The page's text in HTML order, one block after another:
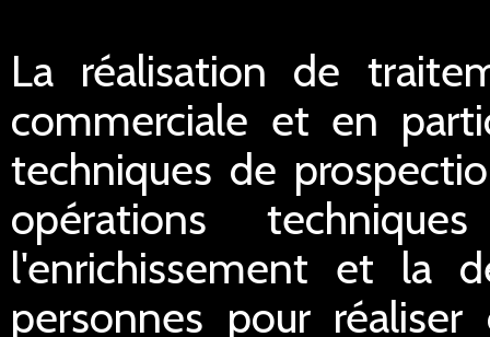
La réalisation de
commerciale et en
techniques de
opérations
l'enrichissement et la
personnes pour